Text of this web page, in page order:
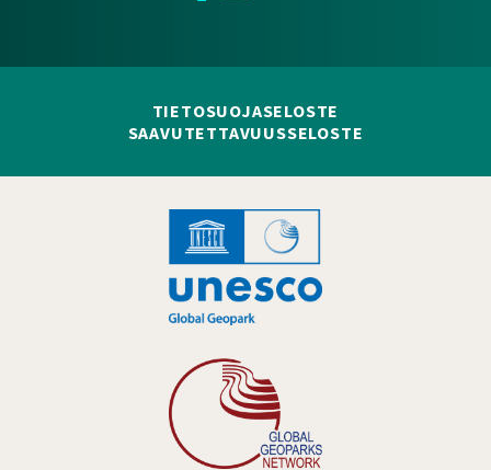
TIETOSUOJASELOSTE
SAAVUTETTAVUUSSELOSTE
Hankelogo